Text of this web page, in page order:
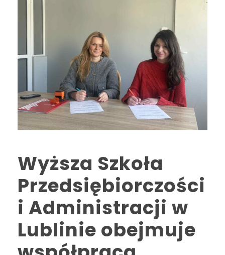
Wyższa Szkoła
Przedsiębiorczości
i Administracji w
Lublinie obejmuje